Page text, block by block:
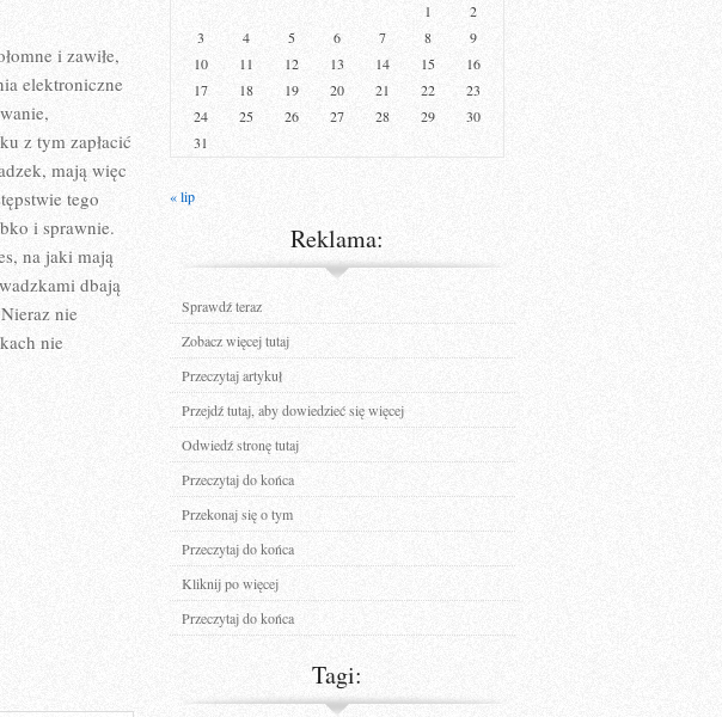
i zawiłe,
elektroniczne
z tym zapłacić
mają więc
tego
i sprawnie.
na jaki mają
dbają
nie
nie
1
2
3
4 5 6 7 8
9
10
11 12 13 14 15
16
17
18 19 20 21 22
23
24
25 26 27 28 29
30
31
« lip
Reklama:
Sprawdź teraz
Zobacz więcej tutaj
Przeczytaj artykuł
Przejdź tutaj, aby dowiedzieć się więcej
Odwiedź stronę tutaj
Przeczytaj do końca
Przekonaj się o tym
Przeczytaj do końca
Kliknij po więcej
Przeczytaj do końca
Tagi: